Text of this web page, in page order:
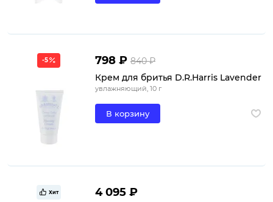
-5 798 ₽ 840 ₽
Крем для бритья D.R.Harris Lavender
увлажняющий, 10 г
В корзину
Хит 4 095 ₽